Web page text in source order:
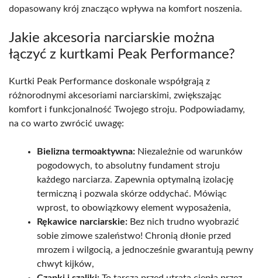
dopasowany krój znacząco wpływa na komfort noszenia.
Jakie akcesoria narciarskie można
łączyć z kurtkami Peak Performance?
Kurtki Peak Performance doskonale współgrają z
różnorodnymi akcesoriami narciarskimi, zwiększając
komfort i funkcjonalność Twojego stroju. Podpowiadamy,
na co warto zwrócić uwagę:
Bielizna termoaktywna: Niezależnie od warunków
pogodowych, to absolutny fundament stroju
każdego narciarza. Zapewnia optymalną izolację
termiczną i pozwala skórze oddychać. Mówiąc
wprost, to obowiązkowy element wyposażenia,
Rękawice narciarskie: Bez nich trudno wyobrazić
sobie zimowe szaleństwo! Chronią dłonie przed
mrozem i wilgocią, a jednocześnie gwarantują pewny
chwyt kijków,